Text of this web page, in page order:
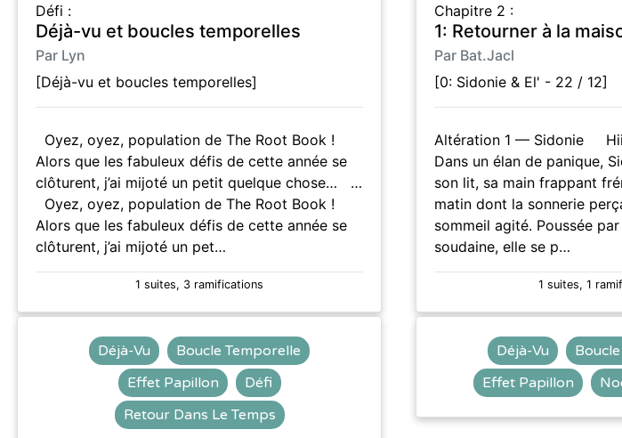
Défi :
Déjà-vu et boucles temporelles
Par Lyn
[Déjà-vu et boucles temporelles]
Oyez, oyez, population de The Root Book !
Alors que les fabuleux défis de cette année se
clôturent, j’ai mijoté un petit quelque chose… …
Oyez, oyez, population de The Root Book !
Alors que les fabuleux défis de cette année se
clôturent, j’ai mijoté un pet…
1 suites, 3 ramifications
Déjà-Vu
Boucle Temporelle
Effet Papillon
Défi
Retour Dans Le Temps
Chapitre 2 :
1: Retourner à la
Par Bat.Jacl
[0: Sidonie & El' - 22 / 12]
Altération 1 — Sidonie
Dans un élan de panique,
son lit, sa main frappant
matin dont la sonnerie
sommeil agité. Poussée
soudaine, elle se p…
1 suites, 1
Déjà-Vu
Effet Papillon